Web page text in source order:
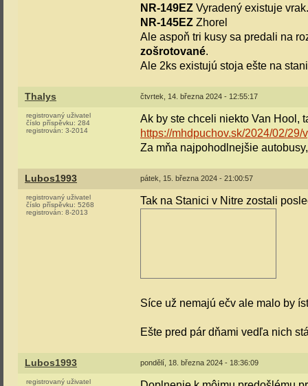
NR-149EZ Vyradený existuje vrak.
NR-145EZ Zhorel
Ale aspoň tri kusy sa predali na
zošrotované.
Ale 2ks existujú stoja ešte na
Thalys čtvrtek, 14. března 2024 - 12:55:17
registrovaný uživatel
číslo příspěvku: 284
registrován: 3-2014
Ak by ste chceli niekto Van Hool,
https://mhdpuchov.sk/2024/02/
Za mňa najpohodlnejšie
Lubos1993 pátek, 15. března 2024 - 21:00:57
registrovaný uživatel
číslo příspěvku: 5268
registrován: 8-2013
Tak na Stanici v Nitre zostali
Síce už nemajú ečv ale malo by
Ešte pred pár dňami vedľa nich
Lubos1993 pondělí, 18. března 2024 - 18:36:09
registrovaný uživatel